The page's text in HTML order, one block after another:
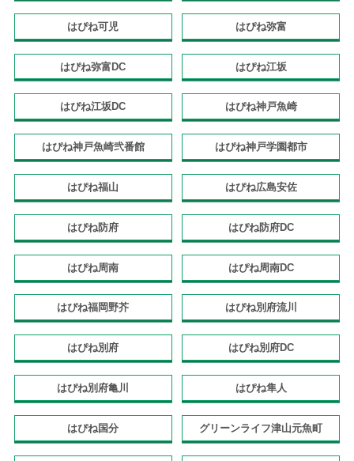
はぴね可児 はぴね弥富
はぴね弥富DC はぴね江坂
はぴね江坂DC はぴね神戸魚崎
はぴね神戸魚崎弐番館 はぴね神戸学園都市
はぴね福山 はぴね広島安佐
はぴね防府 はぴね防府DC
はぴね周南 はぴね周南DC
はぴね福岡野芥 はぴね別府流川
はぴね別府 はぴね別府DC
はぴね別府亀川 はぴね隼人
はぴね国分 グリーンライフ津山元魚町